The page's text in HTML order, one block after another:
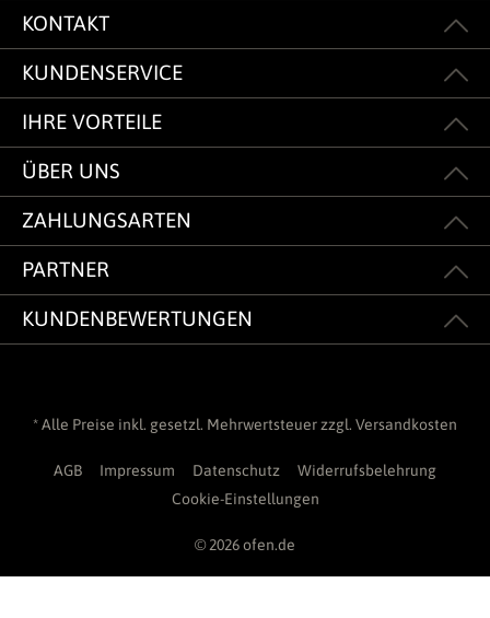
KONTAKT
KUNDENSERVICE
IHRE VORTEILE
ÜBER UNS
ZAHLUNGSARTEN
PARTNER
KUNDENBEWERTUNGEN
* Alle Preise inkl. gesetzl. Mehrwertsteuer zzgl. Versandkosten
AGB Impressum Datenschutz
Widerrufsbelehrung
Cookie-Einstellungen
© 2026 ofen.de